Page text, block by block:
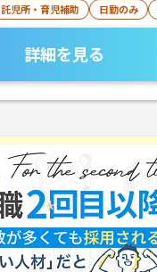
託児所・育児補助 日勤のみ
詳細を見る